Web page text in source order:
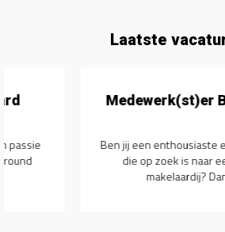
Laatste
Medewerk(st)er
Ben jij een enthousiaste en gedreven
die op zoek is naar een nieuwe
makelaardij? Dan zijn wij op